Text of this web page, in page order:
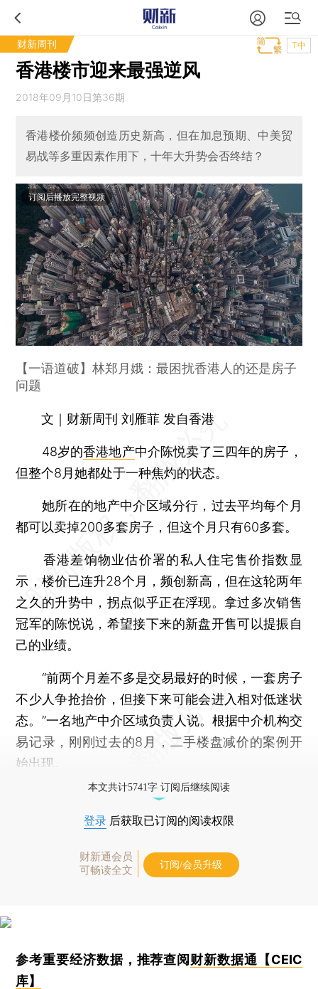
财新周刊 T中
香港楼市迎来最强逆风
2018年09月10日第36期
香港楼价频频创造历史新高，但在加息预期、中美贸
易战等多重因素作用下，十年大升势会否终结？
订阅后播放完整视频
【一语道破】林郑月娥：最困扰香港人的还是房子
问题
文｜财新周刊 刘雁菲 发自香港
48岁的香港地产中介陈悦卖了三四年的房子，
但整个8月她都处于一种焦灼的状态。
她所在的地产中介区域分行，过去平均每个月
都可以卖掉200多套房子，但这个月只有60多套。
香港差饷物业估价署的私人住宅售价指数显
示，楼价已连升28个月，频创新高，但在这轮两年
之久的升势中，拐点似乎正在浮现。拿过多次销售
冠军的陈悦说，希望接下来的新盘开售可以提振自
己的业绩。
“前两个月差不多是交易最好的时候，一套房子
不少人争抢抬价，但接下来可能会进入相对低迷状
态。”一名地产中介区域负责人说。根据中介机构交
易记录，刚刚过去的8月，二手楼盘减价的案例开
始出现。
本文共计5741字 订阅后继续阅读
登录 后获取已订阅的阅读权限
财新通会员
可畅读全文
订阅/会员升级
参考重要经济数据，推荐查阅 财新数据通【CEIC
库】